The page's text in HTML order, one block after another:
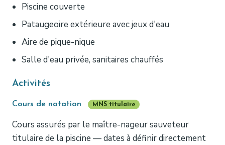
Piscine couverte
Pataugeoire extérieure avec jeux d'eau
Aire de pique-nique
Salle d'eau privée, sanitaires chauffés
Activités
Cours de natation MNS titulaire
Cours assurés par le maître-nageur sauveteur
titulaire de la piscine — dates à définir directement